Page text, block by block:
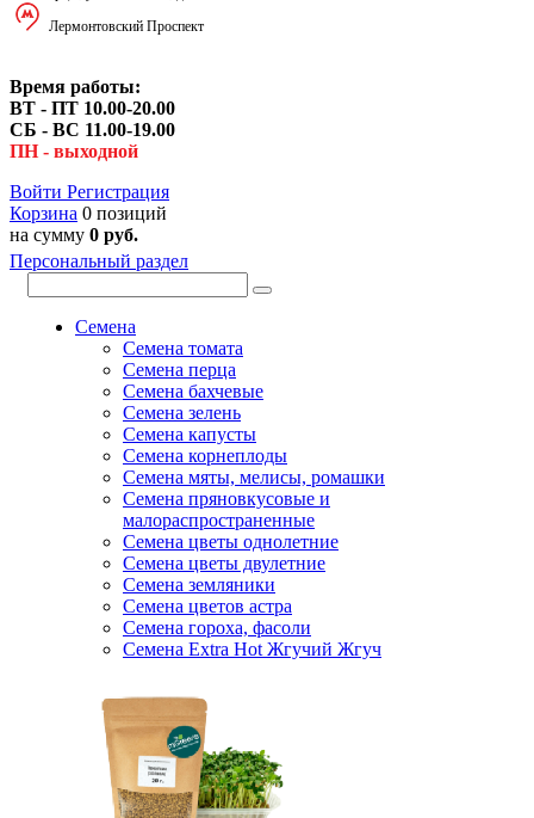
Лермонтовский Проспект
Время работы:
ВТ - ПТ 10.00-20.00
СБ - ВС 11.00-19.00
ПН - выходной
Войти Регистрация
Корзина 0 позиций
на сумму 0 руб.
Персональный раздел
Семена
Семена томата
Семена перца
Семена бахчевые
Семена зелень
Семена капусты
Семена корнеплоды
Семена мяты, мелисы, ромашки
Семена пряновкусовые и
малораспространенные
Семена цветы однолетние
Семена цветы двулетние
Семена земляники
Семена цветов астра
Семена гороха, фасоли
Семена Extra Hot Жгучий Жгуч